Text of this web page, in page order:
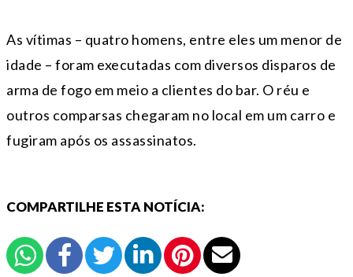
As vítimas – quatro homens, entre eles um menor de
idade – foram executadas com diversos disparos de
arma de fogo em meio a clientes do bar. O réu e
outros comparsas chegaram no local em um carro e
fugiram após os assassinatos.
COMPARTILHE ESTA NOTÍCIA: